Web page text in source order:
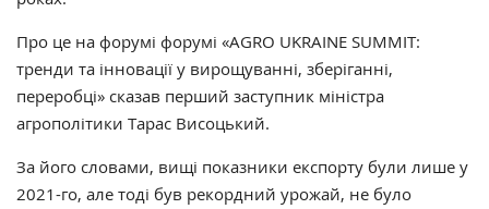
Про це на форумі форумі «AGRO UKRAINE SUMMIT:
тренди та інновації у вирощуванні, зберіганні,
переробці» сказав перший заступник міністра
агрополітики Тарас Висоцький.
За його словами, вищі показники експорту були лише у
2021-го, але тоді був рекордний урожай, не було